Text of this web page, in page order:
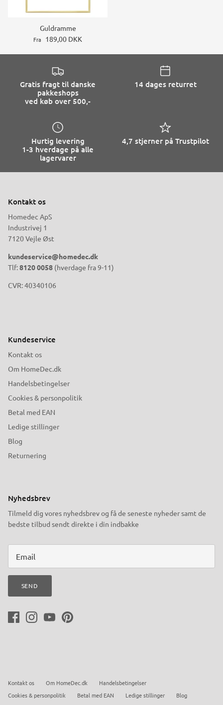
Guldramme
Fra 189,00 DKK
Gratis fragt til danske
pakkeshops
ved køb over 500,-
14 dages returret
Hurtig levering
1-3 hverdage på alle
lagervarer
4,7 stjerner på Trustpilot
Kontakt os
Homedec ApS
Industrivej 1
7120 Vejle Øst
kundeservice@homedec.dk
Tlf:8120 0058 (hverdage fra 9-11)
CVR: 40340106
Kundeservice
Kontakt os
Om HomeDec.dk
Handelsbetingelser
Cookies & personpolitik
Betal med EAN
Ledige stillinger
Blog
Returnering
Nyhedsbrev
Tilmeld dig vores nyhedsbrev og få de seneste nyheder samt de
bedste tilbud sendt direkte i din indbakke
SEND
Kontakt os Om HomeDec.dk
Handelsbetingelser
Cookies & personpolitik
Betal med EAN Ledige stillinger
Blog